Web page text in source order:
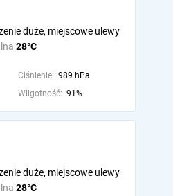
28°C
duże, miejscowe ulewy
Ciśnienie: 989 hPa
Wilgotność: 91%
28°C
duże, miejscowe ulewy